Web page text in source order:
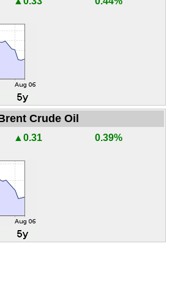
Crude Oil
▲0.31 0.39%